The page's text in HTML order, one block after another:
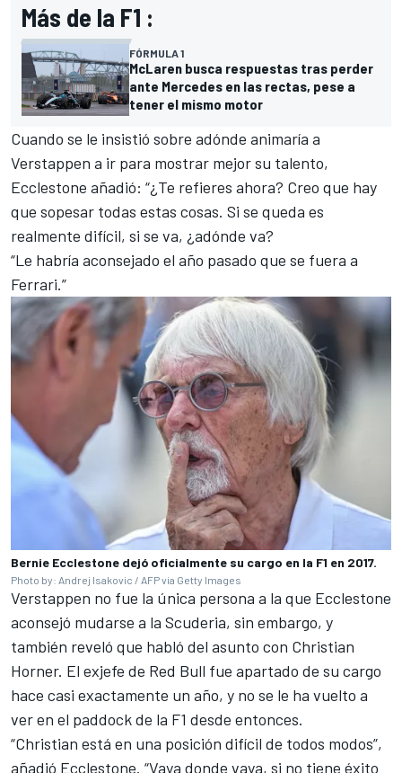
Más de la F1 :
FÓRMULA 1
McLaren busca respuestas tras perder
ante Mercedes en las rectas, pese a
tener el mismo motor
Cuando se le insistió sobre adónde animaría a
Verstappen a ir para mostrar mejor su talento,
Ecclestone añadió: “¿Te refieres ahora? Creo que hay
que sopesar todas estas cosas. Si se queda es
realmente difícil, si se va, ¿adónde va?
“Le habría aconsejado el año pasado que se fuera a
Ferrari.”
Bernie Ecclestone dejó oficialmente su cargo en la F1 en 2017.
Photo by: Andrej Isakovic / AFP via Getty Images
Verstappen no fue la única persona a la que Ecclestone
aconsejó mudarse a la Scuderia, sin embargo, y
también reveló que habló del asunto con Christian
Horner. El exjefe de Red Bull fue apartado de su cargo
hace casi exactamente un año, y no se le ha vuelto a
ver en el paddock de la F1 desde entonces.
“Christian está en una posición difícil de todos modos”,
añadió Ecclestone. “Vaya donde vaya, si no tiene éxito